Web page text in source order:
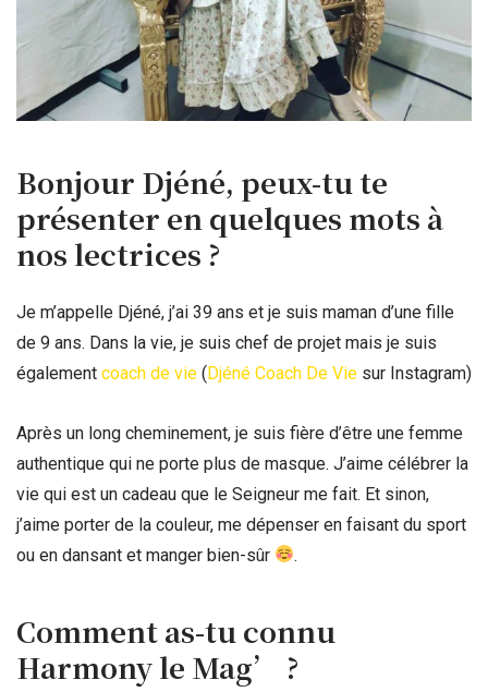
Bonjour Djéné, peux-tu te
présenter en quelques mots à
nos lectrices ?
Je m’appelle Djéné, j’ai 39 ans et je suis maman d’une fille
de 9 ans. Dans la vie, je suis chef de projet mais je suis
également coach de vie (Djéné Coach De Vie sur Instagram)
Après un long cheminement, je suis fière d’être une femme
authentique qui ne porte plus de masque. J’aime célébrer la
vie qui est un cadeau que le Seigneur me fait. Et sinon,
j’aime porter de la couleur, me dépenser en faisant du sport
ou en dansant et manger bien-sûr
.
Comment as-tu connu
Harmony le Mag’ ?